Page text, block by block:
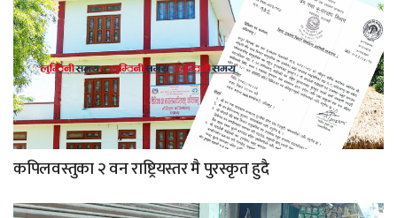
कपिलवस्तुका २ वन राष्ट्रियस्तर मै पुरस्कृत हुदै